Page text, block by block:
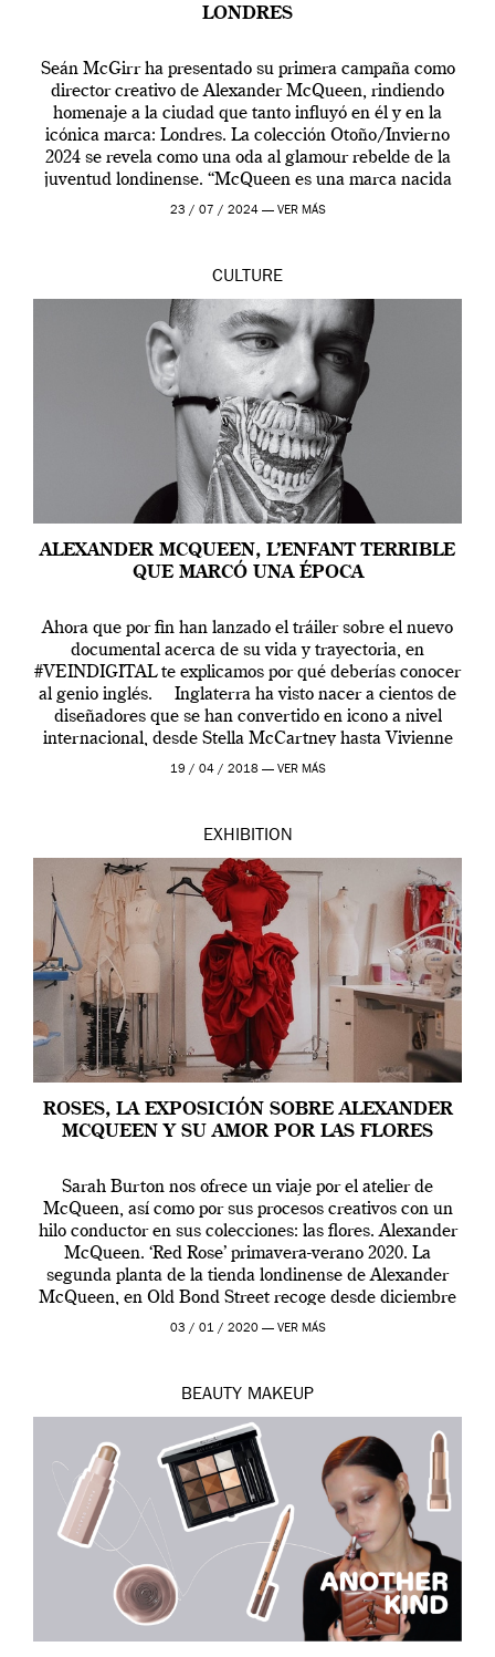
LONDRES
Seán McGirr ha presentado su primera campaña como
director creativo de Alexander McQueen, rindiendo
homenaje a la ciudad que tanto influyó en él y en la
icónica marca: Londres. La colección Otoño/Invierno
2024 se revela como una oda al glamour rebelde de la
juventud londinense. “McQueen es una marca nacida
en Londres y siempre ha […]
23 / 07 / 2024 — VER MÁS
CULTURE
ALEXANDER MCQUEEN, L’ENFANT TERRIBLE
QUE MARCÓ UNA ÉPOCA
Ahora que por fin han lanzado el tráiler sobre el nuevo
documental acerca de su vida y trayectoria, en
#VEINDIGITAL te explicamos por qué deberías conocer
al genio inglés. Inglaterra ha visto nacer a cientos de
diseñadores que se han convertido en icono a nivel
internacional, desde Stella McCartney hasta Vivienne
Westwood pasando […]
19 / 04 / 2018 — VER MÁS
EXHIBITION
ROSES, LA EXPOSICIÓN SOBRE ALEXANDER
MCQUEEN Y SU AMOR POR LAS FLORES
Sarah Burton nos ofrece un viaje por el atelier de
McQueen, así como por sus procesos creativos con un
hilo conductor en sus colecciones: las flores. Alexander
McQueen. ‘Red Rose’ primavera-verano 2020. La
segunda planta de la tienda londinense de Alexander
McQueen, en Old Bond Street recoge desde diciembre
de 2019 hasta final de abril […]
03 / 01 / 2020 — VER MÁS
BEAUTY MAKEUP